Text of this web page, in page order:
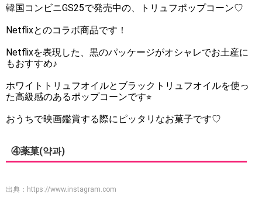
韓国コンビニGS25で発売中の、トリュフポップコーン♡
Netflixとのコラボ商品です！
Netflixを表現した、黒のパッケージがオシャレでお土産に
もおすすめ♪
ホワイトトリュフオイルとブラックトリュフオイルを使っ
た高級感のあるポップコーンです⭐︎
おうちで映画鑑賞する際にピッタリなお菓子です♡
④薬菓(약과)
出典： https://www.instagram.com